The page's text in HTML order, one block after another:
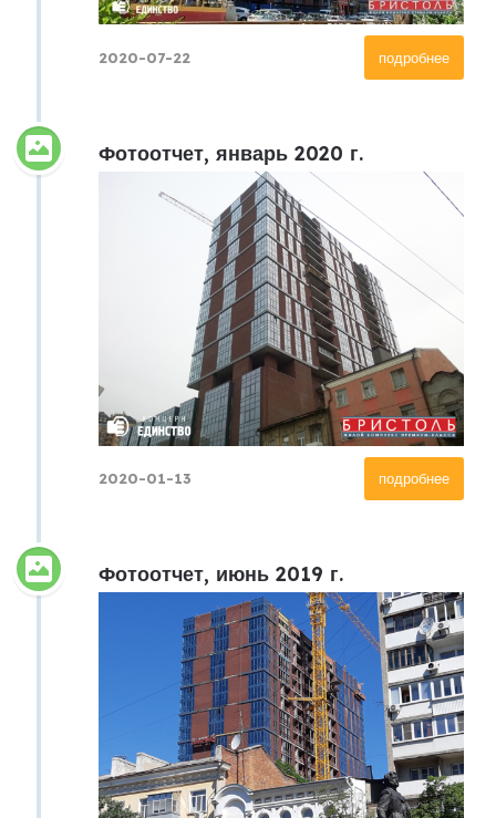
подробнее
2020-07-22
Фотоотчет, январь 2020 г.
подробнее
2020-01-13
Фотоотчет, июнь 2019 г.